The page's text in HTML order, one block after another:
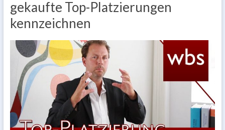
gekaufte Top-Platzierungen
kennzeichnen